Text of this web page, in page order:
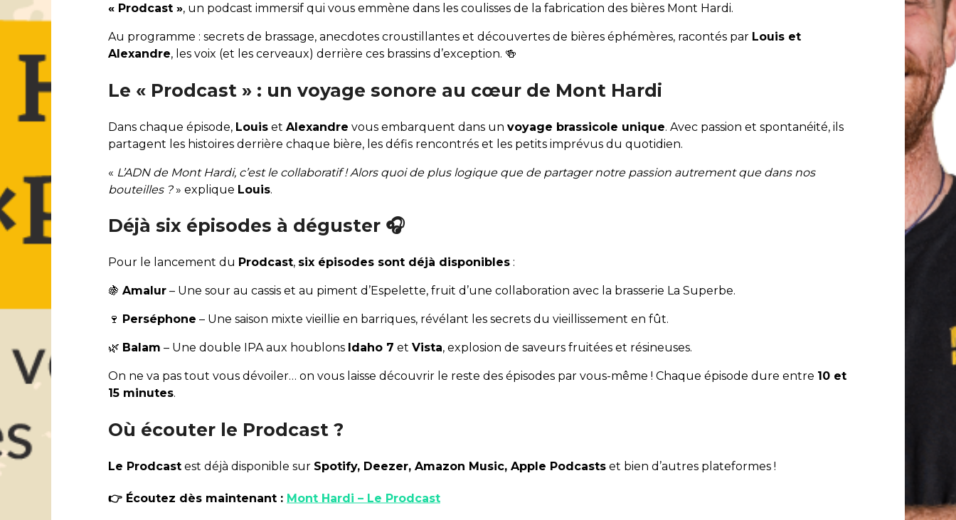
« Prodcast », un podcast immersif qui vous emmène dans les coulisses de la fabrication des bières Mont Hardi.
Au programme : secrets de brassage, anecdotes croustillantes et découvertes de bières éphémères, racontés par Louis et
Alexandre, les voix (et les cerveaux) derrière ces brassins d’exception. 🍻
Le « Prodcast » : un voyage sonore au cœur de Mont Hardi
Dans chaque épisode, Louis et Alexandre vous embarquent dans un voyage brassicole unique. Avec passion et spontanéité, ils
partagent les histoires derrière chaque bière, les défis rencontrés et les petits imprévus du quotidien.
« L’ADN de Mont Hardi, c’est le collaboratif ! Alors quoi de plus logique que de partager notre passion autrement que dans nos
bouteilles ?» explique Louis.
Déjà six épisodes à déguster 🎧
Pour le lancement du Prodcast, six épisodes sont déjà disponibles :
🍇 Amalur – Une sour au cassis et au piment d’Espelette, fruit d’une collaboration avec la brasserie La Superbe.
🍷 Perséphone – Une saison mixte vieillie en barriques, révélant les secrets du vieillissement en fût.
🌿 Balam – Une double IPA aux houblons Idaho 7 et Vista, explosion de saveurs fruitées et résineuses.
On ne va pas tout vous dévoiler… on vous laisse découvrir le reste des épisodes par vous-même ! Chaque épisode dure entre 10 et
15 minutes.
Où écouter le Prodcast ?
Le Prodcast est déjà disponible sur Spotify, Deezer, Amazon Music, Apple Podcasts et bien d’autres plateformes !
👉 Écoutez dès maintenant : Mont Hardi – Le Prodcast